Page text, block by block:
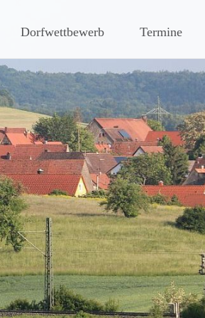
Steigerwaldes
Dorfwettbewerb Termine